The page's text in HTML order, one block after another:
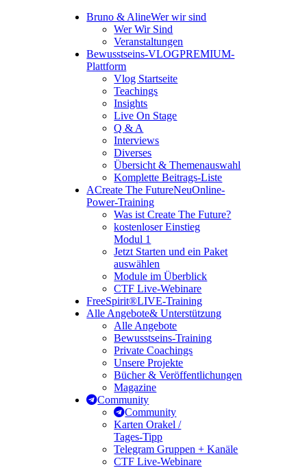
Bruno & AlineWer wir sind
Wer Wir Sind
Veranstaltungen
Bewusstseins-VLOGPREMIUM-
Plattform
Vlog Startseite
Teachings
Insights
Live On Stage
Q & A
Interviews
Diverses
Übersicht & Themenauswahl
Komplette Beitrags-Liste
ACreate The FutureNeuOnline-
Power-Training
Was ist Create The Future?
kostenloser Einstieg
Modul 1
Jetzt Starten und ein Paket
auswählen
Module im Überblick
CTF Live-Webinare
FreeSpirit®LIVE-Training
Alle Angebote& Unterstützung
Alle Angebote
Bewusstseins-Training
Private Coachings
Unsere Projekte
Bücher & Veröffentlichungen
Magazine
Community
Community
Karten Orakel /
Tages-Tipp
Telegram Gruppen + Kanäle
CTF Live-Webinare